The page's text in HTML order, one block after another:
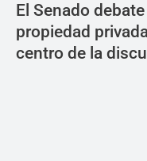
El Senado
propiedad
centro de la